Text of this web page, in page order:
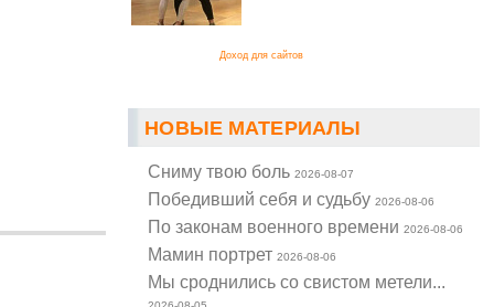
Доход для сайтов
НОВЫЕ МАТЕРИАЛЫ
Cниму твою боль2026-08-07
Победивший себя и судьбу2026-08-06
По законам военного времени2026-08-06
Мамин портрет2026-08-06
Мы сроднились со свистом метели...